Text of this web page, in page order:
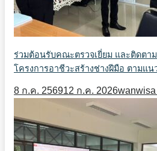
ร่วมต้อนรับคณะตรวจเยี่ยม และติดตา
โครงการอาชีวะสร้างช่างฝีมือ ตามแน
8 ก.ค. 256912 ก.ค. 2026